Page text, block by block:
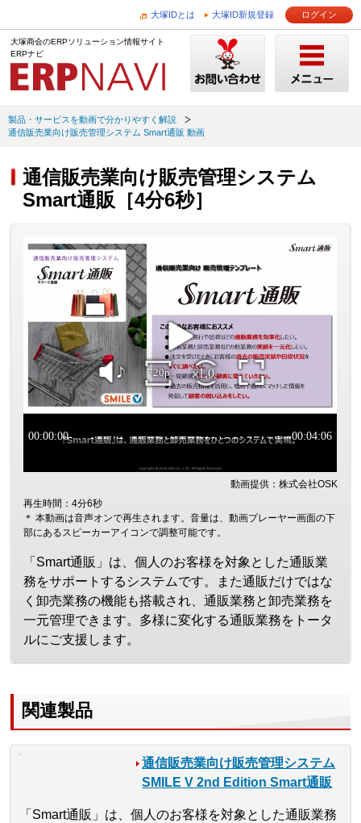
大塚IDとは 大塚ID新規登録 ログイン
大塚商会のERPソリューション情報サイト
ERPナビ
製品・サービスを動画で分かりやすく解説
通信販売業向け販売管理システム Smart通販 動画
通信販売業向け販売管理システム
Smart通販［4分6秒］
動画提供：株式会社OSK
再生時間：4分6秒
＊ 本動画は音声オンで再生されます。音量は、動画プレーヤー画面の下
部にあるスピーカーアイコンで調整可能です。
「Smart通販」は、個人のお客様を対象とした通販業
務をサポートするシステムです。また通販だけではな
く卸売業務の機能も搭載され、通販業務と卸売業務を
一元管理できます。多様に変化する通販業務をトータ
ルにご支援します。
関連製品
通信販売業向け販売管理システム
SMILE V 2nd Edition Smart通販
「Smart通販」は、個人のお客様を対象とした通販業務